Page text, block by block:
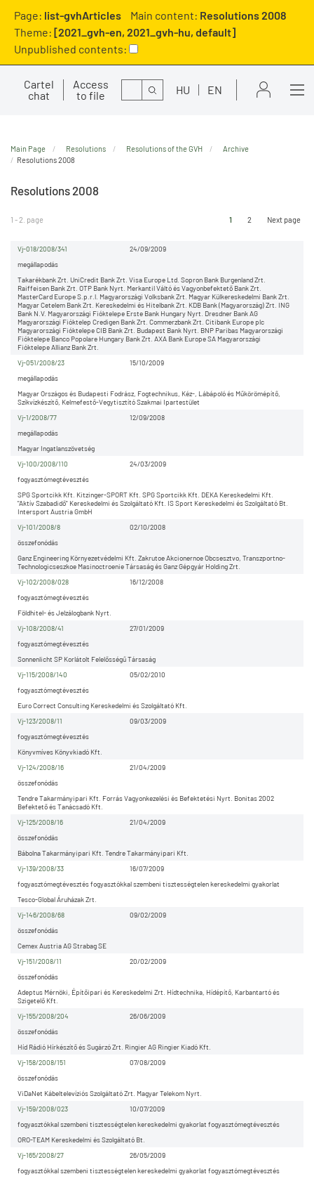
Page: list-gvhArticles Main content: Resolutions 2008
Theme: [2021_gvh-en, 2021_gvh-hu, default]
Unpublished contents:
Cartel
chat
Access
to file
Search HU EN
Main Page Resolutions Resolutions of the GVH
Archive
Resolutions 2008
Resolutions 2008
1 - 2. page 1 2 Next page
24/09/2009
Vj-018/2008/341
Takarékbank Zrt. UniCredit Bank Zrt. Visa Europe Ltd. Sopron Bank Burgenland Zrt.
Raiffeisen Bank Zrt. OTP Bank Nyrt. Merkantil Váltó és Vagyonbefektető Bank Zrt.
MasterCard Europe S.p.r.l. Magyarországi Volksbank Zrt. Magyar Külkereskedelmi Bank Zrt.
Magyar Cetelem Bank Zrt. Kereskedelmi és Hitelbank Zrt. KDB Bank (Magyarország) Zrt. ING
Bank N.V. Magyarországi Fióktelepe Erste Bank Hungary Nyrt. Dresdner Bank AG
Magyarországi Fióktelep Credigen Bank Zrt. Commerzbank Zrt. Citibank Europe plc
Magyarországi Fióktelepe CIB Bank Zrt. Budapest Bank Nyrt. BNP Paribas Magyarországi
Fióktelepe Banco Popolare Hungary Bank Zrt. AXA Bank Europe SA Magyarországi
Fióktelepe Allianz Bank Zrt.
megállapodás
15/10/2009
Vj-051/2008/23
Magyar Országos és Budapesti Fodrász, Fogtechnikus, Kéz-, Lábápoló és Műkörömépítő,
Szíkvízkészítő, Kelmefestő-Vegytisztító Szakmai Ipartestület
megállapodás
12/09/2008
Vj-1/2008/77
Magyar Ingatlanszövetség
megállapodás
24/03/2009
Vj-100/2008/110
SPG Sportcikk Kft. Kitzinger-SPORT Kft. SPG Sportcikk Kft. DEKA Kereskedelmi Kft.
"Aktív Szabadidő" Kereskedelmi és Szolgáltató Kft. IS Sport Kereskedelmi és Szolgáltató Bt.
Intersport Austria GmbH
fogyasztómegtévesztés
02/10/2008
Vj-101/2008/8
Ganz Engineering Környezetvédelmi Kft. Zakrutoe Akcionernoe Obcsesztvo, Transzportno-
Technologicseszkoe Masinoctroenie Társaság és Ganz Gépgyár Holding Zrt.
összefonódás
16/12/2008
Vj-102/2008/028
Földhitel- és Jelzálogbank Nyrt.
fogyasztómegtévesztés
27/01/2009
Vj-108/2008/41
Sonnenlicht SP Korlátolt Felelősségű Társaság
fogyasztómegtévesztés
05/02/2010
Vj-115/2008/140
Euro Correct Consulting Kereskedelmi és Szolgáltató Kft.
fogyasztómegtévesztés
09/03/2009
Vj-123/2008/11
Könyvmíves Könyvkiadó Kft.
fogyasztómegtévesztés
21/04/2009
Vj-124/2008/16
Tendre Takarmányipari Kft. Forrás Vagyonkezelési és Befektetési Nyrt. Bonitas 2002
Befektető és Tanácsadó Kft.
összefonódás
21/04/2009
Vj-125/2008/16
Bábolna Takarmányipari Kft. Tendre Takarmányipari Kft.
összefonódás
16/07/2009
Vj-139/2008/33
Tesco-Global Áruházak Zrt.
fogyasztómegtévesztés fogyasztókkal szembeni tisztességtelen kereskedelmi gyakorlat
09/02/2009
Vj-146/2008/68
Cemex Austria AG Strabag SE
összefonódás
20/02/2009
Vj-151/2008/11
Adeptus Mérnöki, Építőipari és Kereskedelmi Zrt. Hídtechnika, Hídépítő, Karbantartó és
Szigetelő Kft.
összefonódás
26/06/2009
Vj-155/2008/204
Híd Rádió Hírkészítő és Sugárzó Zrt. Ringier AG Ringier Kiadó Kft.
összefonódás
07/08/2009
Vj-158/2008/151
ViDaNet Kábeltelevíziós Szolgáltató Zrt. Magyar Telekom Nyrt.
összefonódás
10/07/2009
Vj-159/2008/023
ORO-TEAM Kereskedelmi és Szolgáltató Bt.
fogyasztókkal szembeni tisztességtelen kereskedelmi gyakorlat fogyasztómegtévesztés
26/05/2009
Vj-165/2008/27
fogyasztókkal szembeni tisztességtelen kereskedelmi gyakorlat fogyasztómegtévesztés